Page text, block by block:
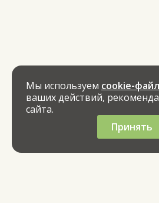
Мы используем cookie-
ваших действий,
сайта.
Принять